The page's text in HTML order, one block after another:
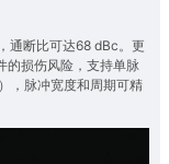
通断比可达68 dBc。更
的损伤风险，支持单脉
，脉冲宽度和周期可精